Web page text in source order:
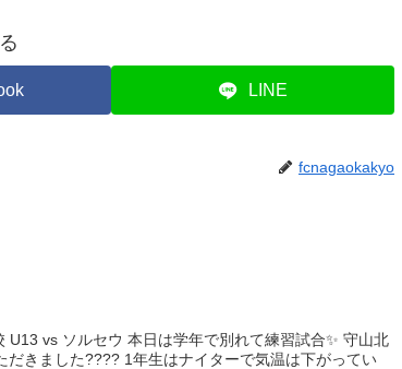
LINE
fcnagaokakyo
vs ソルセウ 本日は学年で別れて練習試合✨ 守山北
だきました???? 1年生はナイターで気温は下がってい